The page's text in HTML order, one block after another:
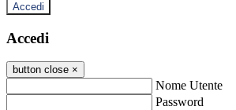
Accedi
Accedi
button close ×
Nome Utente
Password